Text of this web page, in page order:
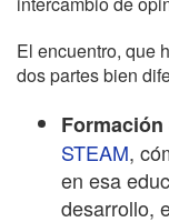
El encuentro, que
dos partes bien
Formación
STEAM,
en esa
desarrollo,